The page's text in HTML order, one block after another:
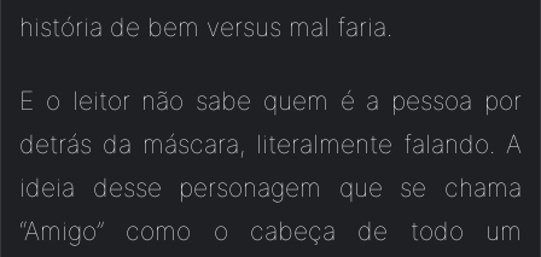
história de bem versus mal faria.
E o leitor não sabe quem é a pessoa por
detrás da máscara, literalmente falando. A
ideia desse personagem que se chama
“Amigo” como o cabeça de todo um